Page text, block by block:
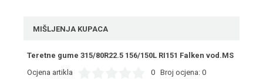
MIŠLJENJA KUPACA
Teretne gume 315/80R22.5 156/150L RI151 Falken vod.MS
Ocjena artikla
0 Broj ocjena: 0